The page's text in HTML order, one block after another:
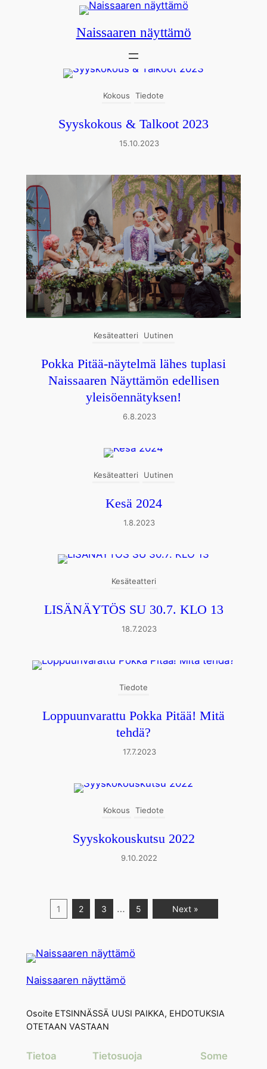
Naissaaren näyttämö
Kokous Tiedote
Syyskokous & Talkoot 2023
15.10.2023
Kesäteatteri Uutinen
Pokka Pitää-näytelmä lähes tuplasi
Naissaaren Näyttämön edellisen
yleisöennätyksen!
6.8.2023
Kesäteatteri Uutinen
Kesä 2024
1.8.2023
Kesäteatteri
LISÄNÄYTÖS SU 30.7. KLO 13
18.7.2023
Tiedote
Loppuunvarattu Pokka Pitää! Mitä
tehdä?
17.7.2023
Kokous Tiedote
Syyskokouskutsu 2022
9.10.2022
1 2 3 … 5 Next »
Naissaaren näyttämö
Osoite ETSINNÄSSÄ UUSI PAIKKA, EHDOTUKSIA
OTETAAN VASTAAN
Tietoa Tietosuoja Some